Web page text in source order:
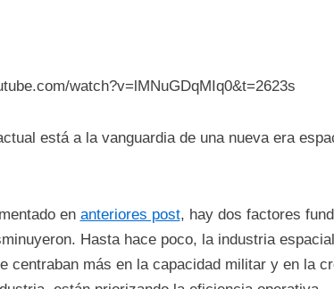
watch?v=lMNuGDqMIq0&t=2623s
está a la vanguardia de una nueva era
en anteriores post, hay dos factores
Hasta hace poco, la industria
centraban más en la capacidad militar y en la